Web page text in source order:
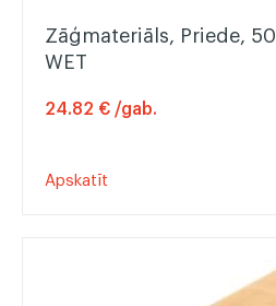
Zāģmateriāls, Priede,
WET
24.82 € /gab.
Apskatīt